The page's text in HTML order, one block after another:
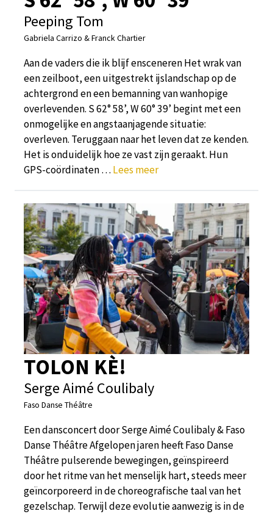
Peeping Tom
Gabriela Carrizo & Franck Chartier
Aan de vaders die ik blijf ensceneren Het wrak van
een zeilboot, een uitgestrekt ijslandschap op de
achtergrond en een bemanning van wanhopige
overlevenden. S 62° 58’, W 60° 39’ begint met een
onmogelijke en angstaanjagende situatie:
overleven. Teruggaan naar het leven dat ze kenden.
Het is onduidelijk hoe ze vast zijn geraakt. Hun
GPS-coördinaten … Lees meer
TOLON KÈ!
Serge Aimé Coulibaly
Faso Danse Théâtre
Een dansconcert door Serge Aimé Coulibaly & Faso
Danse Théâtre Afgelopen jaren heeft Faso Danse
Théâtre pulserende bewegingen, geïnspireerd
door het ritme van het menselijk hart, steeds meer
geïncorporeerd in de choreografische taal van het
gezelschap. Terwijl deze evolutie aanwezig is in de